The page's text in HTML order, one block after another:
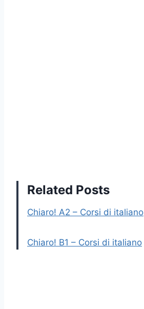
Related Posts
Chiaro! A2 – Corsi di italiano
Chiaro! B1 – Corsi di italiano